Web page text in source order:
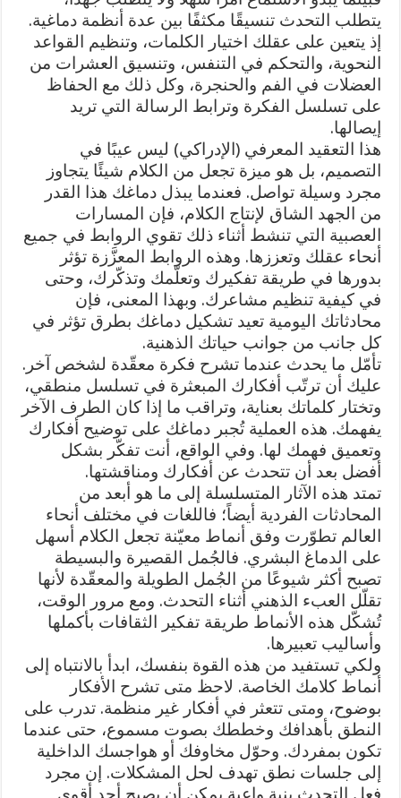
يتطلب التحدث تنسيقًا مكثفًا بين عدة أنظمة دماغية.
إذ يتعين على عقلك اختيار الكلمات، وتنظيم القواعد
النحوية، والتحكم في التنفس، وتنسيق العشرات من
العضلات في الفم والحنجرة، وكل ذلك مع الحفاظ
على تسلسل الفكرة وترابط الرسالة التي تريد
إيصالها.
هذا التعقيد المعرفي (الإدراكي) ليس عيبًا في
التصميم، بل هو ميزة تجعل من الكلام شيئًا يتجاوز
مجرد وسيلة تواصل. فعندما يبذل دماغك هذا القدر
من الجهد الشاق لإنتاج الكلام، فإن المسارات
العصبية التي تنشط أثناء ذلك تقوي الروابط في جميع
أنحاء عقلك وتعززها. وهذه الروابط المعزَّزة تؤثر
بدورها في طريقة تفكيرك وتعلّمك وتذكّرك، وحتى
في كيفية تنظيم مشاعرك. وبهذا المعنى، فإن
محادثاتك اليومية تعيد تشكيل دماغك بطرق تؤثر في
كل جانب من جوانب حياتك الذهنية.
تأمّل ما يحدث عندما تشرح فكرة معقّدة لشخص آخر.
عليك أن ترتّب أفكارك المبعثرة في تسلسل منطقي،
وتختار كلماتك بعناية، وتراقب ما إذا كان الطرف الآخر
يفهمك. هذه العملية تُجبر دماغك على توضيح أفكارك
وتعميق فهمك لها. وفي الواقع، أنت تفكّر بشكل
أفضل بعد أن تتحدث عن أفكارك ومناقشتها.
تمتد هذه الآثار المتسلسلة إلى ما هو أبعد من
المحادثات الفردية أيضاً؛ فاللغات في مختلف أنحاء
العالم تطوّرت وفق أنماط معيّنة تجعل الكلام أسهل
على الدماغ البشري. فالجُمل القصيرة والبسيطة
تصبح أكثر شيوعًا من الجُمل الطويلة والمعقّدة لأنها
تقلّل العبء الذهني أثناء التحدث. ومع مرور الوقت،
تُشكّل هذه الأنماط طريقة تفكير الثقافات بأكملها
وأساليب تعبيرها.
ولكي تستفيد من هذه القوة بنفسك، ابدأ بالانتباه إلى
أنماط كلامك الخاصة. لاحظ متى تشرح الأفكار
بوضوح، ومتى تتعثر في أفكار غير منظمة. تدرب على
النطق بأهدافك وخططك بصوت مسموع، حتى عندما
تكون بمفردك. وحوّل مخاوفك أو هواجسك الداخلية
إلى جلسات نطق تهدف لحل المشكلات. إن مجرد
فعل التحدث بنية واعية يمكن أن يصبح أحد أقوى